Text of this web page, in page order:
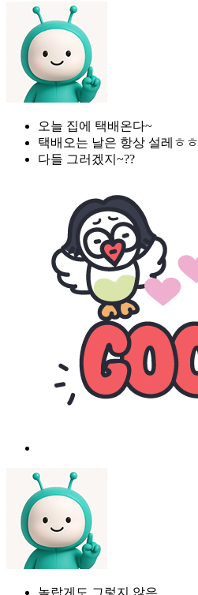
오늘 집에 택배온다~
택배오는 날은 항상 설레ㅎㅎ
다들 그러겠지~??
놀랍게도 그렇지 않은